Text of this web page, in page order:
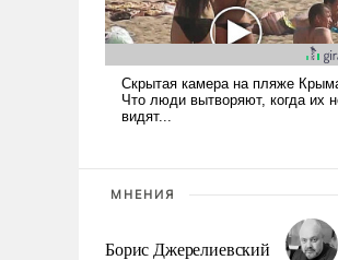
МНЕНИЯ
Борис Джерелиевский